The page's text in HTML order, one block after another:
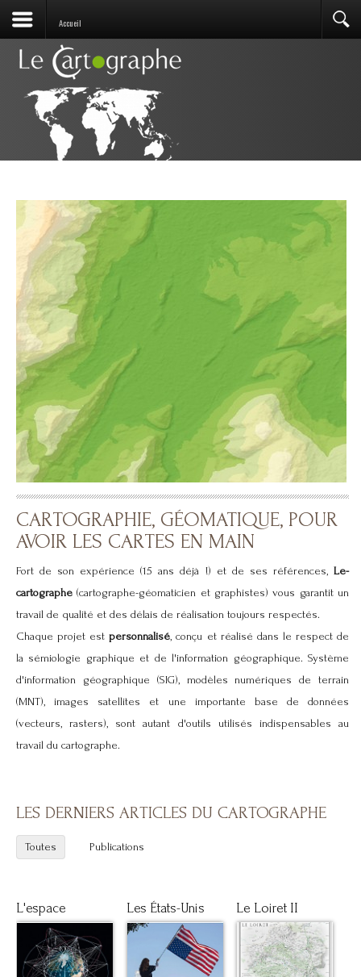
Accueil
RÉALISATION DE RELIEFS
Utilisation de MNT à différentes échelles, des couleurs
d'hypsographie au choix
CARTOGRAPHIE, GÉOMATIQUE, POUR
AVOIR LES CARTES EN MAIN
Fort de son expérience (15 ans déjà !) et de ses références,Le-
cartographe (cartographe-géomaticien et graphistes) vous garantit un
travail de qualité et des délais de réalisation toujours respectés.
Chaque projet estpersonnalisé, conçu et réalisé dans le respect de
la sémiologie graphique et de l'information géographique. Système
d'information géographique (SIG), modèles numériques de terrain
(MNT), images satellites et une importante base de données
(vecteurs, rasters), sont autant d'outils utilisés indispensables au
travail du cartographe.
LES DERNIERS ARTICLES DU CARTOGRAPHE
Toutes Publications
L'espace Les États-Unis Le Loiret II